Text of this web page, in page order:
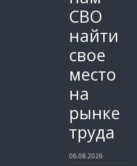
СВО
найти
свое
место
на
рынке
труда
06.08.2026